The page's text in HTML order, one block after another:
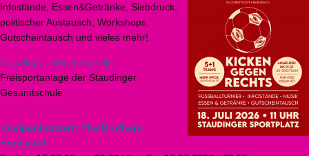
Infostände, Essen&Getränke, Siebdruck,
politischer Austausch, Workshops,
Gutscheintausch und vieles mehr!
Staudinger Gesamtschule
Freisportanlage der Staudinger
Gesamtschule
Kneipenkonzert: The Brothers
Honeywell